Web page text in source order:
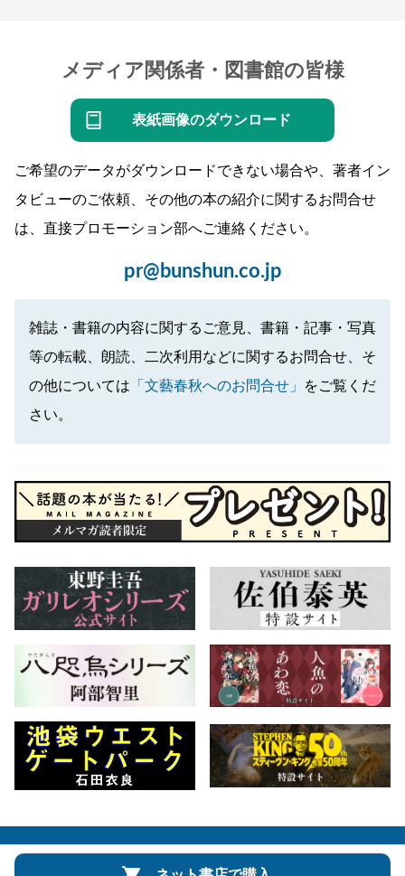
メディア関係者・図書館の皆様
表紙画像のダウンロード
ご希望のデータがダウンロードできない場合や、著者イン
タビューのご依頼、その他の本の紹介に関するお問合せ
は、直接プロモーション部へご連絡ください。
pr@bunshun.co.jp
雑誌・書籍の内容に関するご意見、書籍・記事・写真
等の転載、朗読、二次利用などに関するお問合せ、そ
の他については 「文藝春秋へのお問合せ」
をご覧くだ
さい。
会社概要 自費出版のご案内 お問合せ